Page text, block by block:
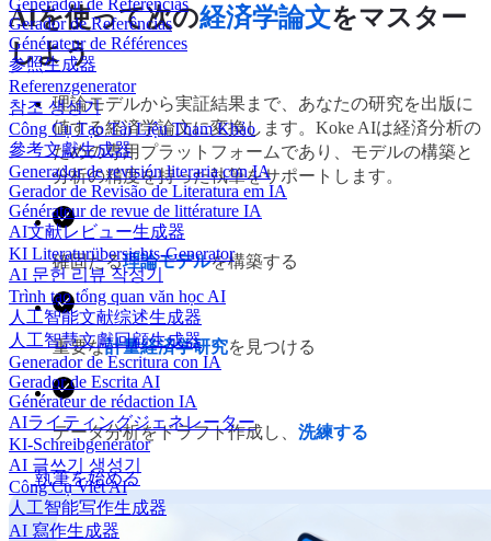
Generador de Referencias
Gerador de Referências
Générateur de Références
参照生成器
Referenzgenerator
참조 생성기
Công Cụ Tạo Tài Liệu Tham Khảo
參考文獻生成器
Generador de revisión literaria con IA
Gerador de Revisão de Literatura em IA
Générateur de revue de littérature IA
AI文献レビュー生成器
KI Literaturübersichts-Generator
AI 문헌 리뷰 작성기
Trình tạo tổng quan văn học AI
人工智能文献综述生成器
人工智慧文獻回顧生成器
Generador de Escritura con IA
Gerador de Escrita AI
Générateur de rédaction IA
AIライティングジェネレーター
KI-Schreibgenerator
AI 글쓰기 생성기
Công Cụ Viết AI
人工智能写作生成器
AI 寫作生成器
AIを使って次の経済学論文をマスター
しよう
理論モデルから実証結果まで、あなたの研究を出版に
値する経済学論文に変換します。Koke AIは経済分析の
ための専用プラットフォームであり、モデルの構築と
分析の精度を持った執筆をサポートします。
確固たる理論モデルを構築する
重要な計量経済学研究を見つける
データ分析をドラフト作成し、 洗練する
執筆を始める